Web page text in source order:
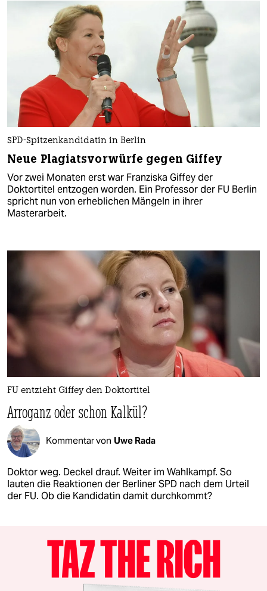
SPD-Spitzenkandidatin in Berlin
Neue Plagiatsvorwürfe gegen Giffey
Vor zwei Monaten erst war Franziska Giffey der
Doktortitel entzogen worden. Ein Professor der FU Berlin
spricht nun von erheblichen Mängeln in ihrer
Masterarbeit.
FU entzieht Giffey den Doktortitel
Arroganz oder schon Kalkül?
Kommentar von Uwe Rada
Doktor weg. Deckel drauf. Weiter im Wahlkampf. So
lauten die Reaktionen der Berliner SPD nach dem Urteil
der FU. Ob die Kandidatin damit durchkommt?